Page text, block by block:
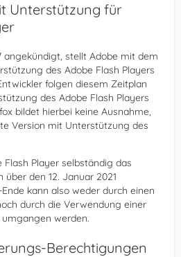
Unterstützung für
angekündigt, stellt Adobe mit dem
des Adobe Flash Players
folgen diesem Zeitplan
des Adobe Flash Players
bildet hierbei keine Ausnahme,
Version mit Unterstützung des
Player selbständig das
über den 12. Januar 2021
kann also weder durch einen
durch die Verwendung einer
werden.
Berechtigungen